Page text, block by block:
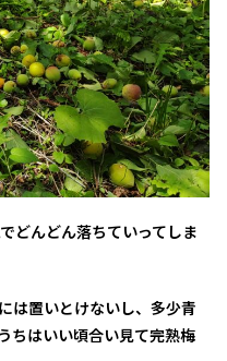
どんどん落ちていってしま
は置いとけないし、多少青
ちはいい頃合い見て完熟梅